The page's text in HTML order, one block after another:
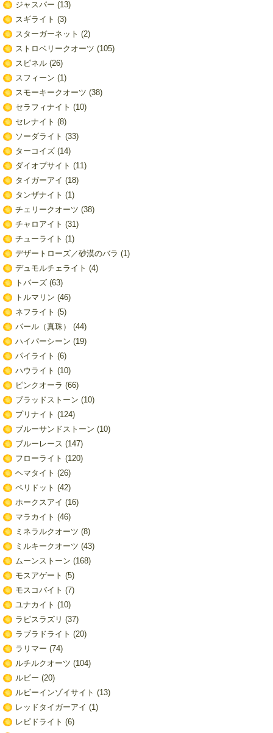
ジャスパー (13)
スギライト (3)
スターガーネット (2)
ストロベリークオーツ (105)
スピネル(26)
スフィーン (1)
スモーキークオーツ (38)
セラフィナイト (10)
セレナイト (8)
ソーダライト (33)
ターコイズ(14)
ダイオプサイト (11)
タイガーアイ (18)
タンザナイト (1)
チェリークオーツ (38)
チャロアイト (31)
チューライト (1)
デザートローズ／砂漠のバラ (1)
デュモルチェライト (4)
トパーズ(63)
トルマリン (46)
ネフライト (5)
パール（真珠）
(44)
ハイパーシーン (19)
パイライト (6)
ハウライト (10)
ピンクオーラ (66)
ブラッドストーン (10)
プリナイト (124)
ブルーサンドストーン (10)
ブルーレース (147)
フローライト (120)
ヘマタイト (26)
ペリドット (42)
ホークスアイ (16)
マラカイト (46)
ミネラルクオーツ (8)
ミルキークオーツ (43)
ムーンストーン (168)
モスアゲート (5)
モスコバイト (7)
ユナカイト (10)
ラピスラズリ (37)
ラブラドライト (20)
ラリマー (74)
ルチルクオーツ (104)
ルビー (20)
ルビーインゾイサイト (13)
レッドタイガーアイ (1)
レピドライト (6)